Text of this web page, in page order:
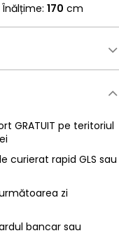
Înălțime: 170 cm
GRATUIT pe teritoriul
curierat rapid GLS sau
zi
bancar sau